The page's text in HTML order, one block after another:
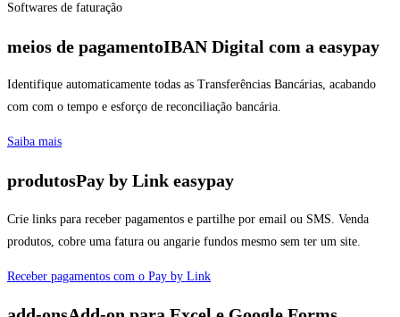
Softwares de faturação
meios de pagamentoIBAN Digital com a easypay
Identifique automaticamente todas as Transferências Bancárias, acabando
com com o tempo e esforço de reconciliação bancária.
Saiba mais
produtosPay by Link easypay
Crie links para receber pagamentos e partilhe por email ou SMS. Venda
produtos, cobre uma fatura ou angarie fundos mesmo sem ter um site.
Receber pagamentos com o Pay by Link